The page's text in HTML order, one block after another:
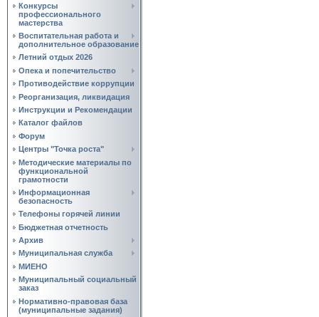
Конкурсы
профессионального
мастерства
Воспитательная работа и
дополнительное образование
Летний отдых 2026
Опека и попечительство
Противодействие коррупции
Реорганизация, ликвидация
Инструкции и Рекомендации
Каталог файлов
Форум
Центры "Точка роста"
Методические материалы по
функциональной
грамотности
Информационная
безопасность
Телефоны горячей линии
Бюджетная отчетность
Архив
Муниципальная служба
МИЕНО
Муниципальный социальный
заказ
Нормативно‑правовая база
(муниципальные задания)